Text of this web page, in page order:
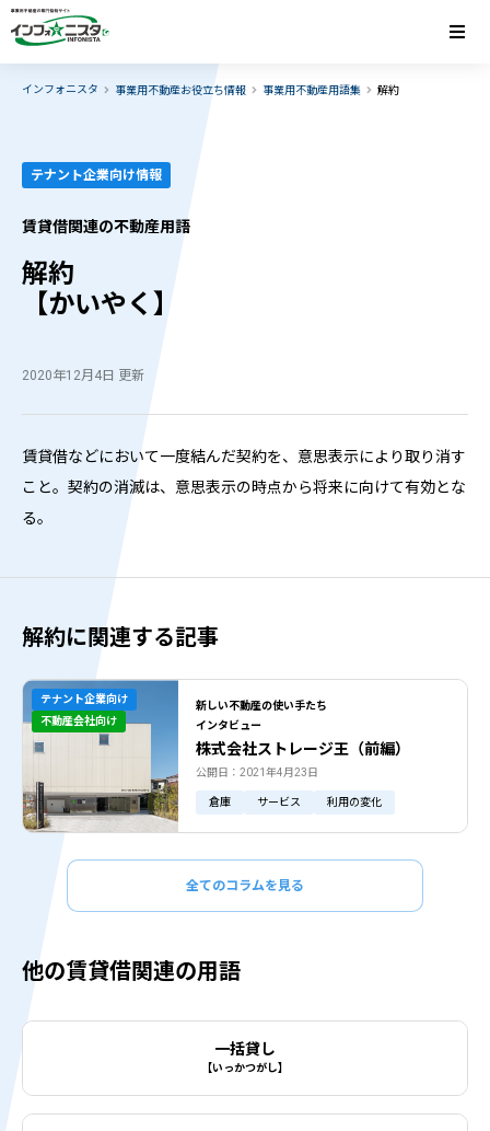
インフォニスタ 事業用不動産お役立ち情報 事業用不動産用語集 解約
テナント企業向け情報
賃貸借関連の不動産用語
解約
【かいやく】
2020年12月4日 更新
賃貸借などにおいて一度結んだ契約を、意思表示により取り消す
こと。契約の消滅は、意思表示の時点から将来に向けて有効とな
る。
解約に関連する記事
新しい不動産の使い手たち
インタビュー
株式会社ストレージ王（前編）
公開日：2021年4月23日
倉庫 サービス 利用の変化
テナント企業向け
不動産会社向け
全てのコラムを見る
他の賃貸借関連の用語
一括貸し
【いっかつがし】